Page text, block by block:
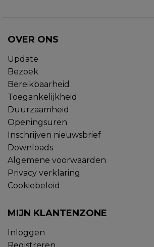
OVER ONS
Update
Bezoek
Bereikbaarheid
Toegankelijkheid
Duurzaamheid
Openingsuren
Inschrijven nieuwsbrief
Downloads
Algemene voorwaarden
Privacy verklaring
Cookiebeleid
MIJN KLANTENZONE
Inloggen